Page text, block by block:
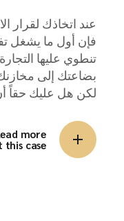
عند اتخاذك لقرار
فإن أول ما يشغل
تنطوي عليها
بضاعتك إلى
لكن هل عليك حقاً
more
this case